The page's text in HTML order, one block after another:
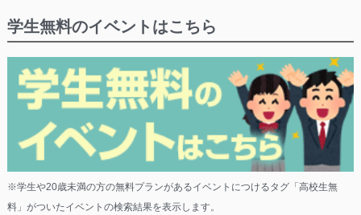
学生無料のイベントはこちら
※学生や20歳未満の方の無料プランがあるイベントにつけるタグ「高校生無
料」がついたイベントの検索結果を表示します。